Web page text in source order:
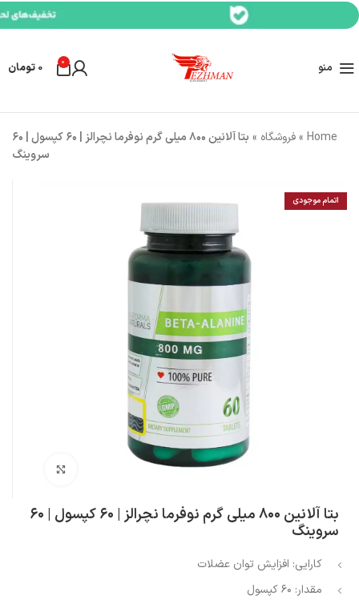
منو 0
0 تومان
Home
»فروشگاه »
بتا آلانین ۸۰۰ میلی گرم نوفرما نچرالز | ۶۰ کپسول | ۶۰
سروینگ
اتمام موجودی
بزرگنمایی تصویر
بتا آلانین ۸۰۰ میلی گرم نوفرما نچرالز | ۶۰ کپسول | ۶۰
سروینگ
کارایی: افزایش توان عضلات
مقدار: ۶۰ کپسول